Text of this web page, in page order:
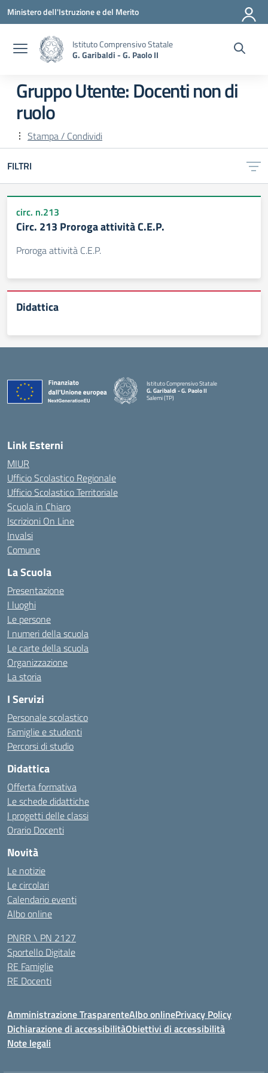
Vai ai contenuti
Vai al menu di navigazione
Vai al footer
Ministero dell'Istruzione e del Merito
Istituto Comprensivo Statale
G. Garibaldi - G. Paolo II
Gruppo Utente:Docenti non di
ruolo
Stampa / Condividi
FILTRI
circ. n.213
Circ. 213 Proroga attività C.E.P.
Proroga attività C.E.P.
Didattica
Istituto Comprensivo Statale
G. Garibaldi - G. Paolo II
Salemi (TP)
Link Esterni
MIUR
Ufficio Scolastico Regionale
Ufficio Scolastico Territoriale
Scuola in Chiaro
Iscrizioni On Line
Invalsi
Comune
La Scuola
Presentazione
I luoghi
Le persone
I numeri della scuola
Le carte della scuola
Organizzazione
La storia
I Servizi
Personale scolastico
Famiglie e studenti
Percorsi di studio
Didattica
Offerta formativa
Le schede didattiche
I progetti delle classi
Orario Docenti
Novità
Le notizie
Le circolari
Calendario eventi
Albo online
PNRR \ PN 2127
Sportello Digitale
RE Famiglie
RE Docenti
Amministrazione TrasparenteAlbo onlinePrivacy Policy
Dichiarazione di accessibilitàObiettivi di accessibilità
Note legali